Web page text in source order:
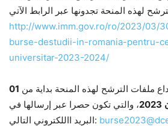
http://www.imm.gov.ro/ro/2023/03/
burse-destudii-in-romania-pentru-
universitar-2023-2024/
ملفات الترشح لهذه المنحة بداية من 01
2023، والتي تكون حصرا عبر إرسالها في
البريد االلكتروني التالي: